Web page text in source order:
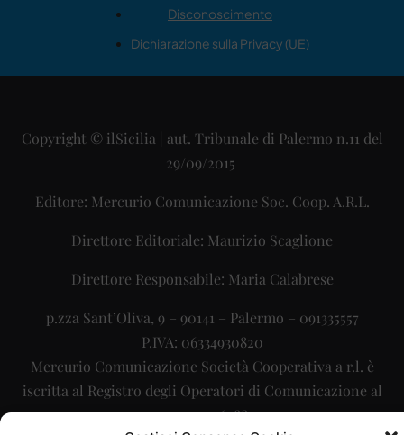
Disconoscimento
Dichiarazione sulla Privacy (UE)
Copyright © ilSicilia | aut. Tribunale di Palermo n.11 del
29/09/2015
Editore: Mercurio Comunicazione Soc. Coop. A.R.L.
Direttore Editoriale: Maurizio Scaglione
Direttore Responsabile: Maria Calabrese
p.zza Sant’Oliva, 9 – 90141 – Palermo – 091335557
P.IVA: 06334930820
Mercurio Comunicazione Società Cooperativa a r.l. è
iscritta al Registro degli Operatori di Comunicazione al
numero 26988